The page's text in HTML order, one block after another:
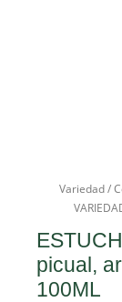
Variedad/
picual,
100ML